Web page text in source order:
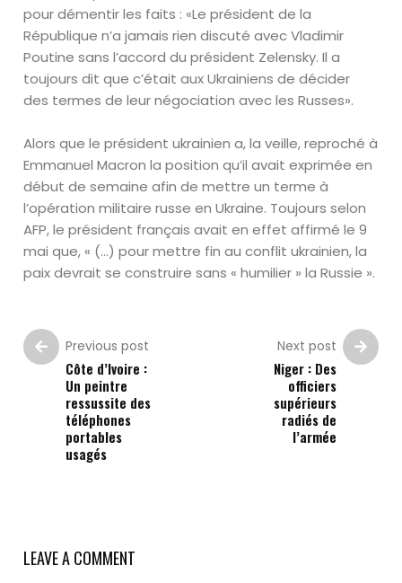
pour démentir les faits : «Le président de la
République n’a jamais rien discuté avec Vladimir
Poutine sans l’accord du président Zelensky. Il a
toujours dit que c’était aux Ukrainiens de décider
des termes de leur négociation avec les Russes».
Alors que le président ukrainien a, la veille, reproché à
Emmanuel Macron la position qu’il avait exprimée en
début de semaine afin de mettre un terme à
l’opération militaire russe en Ukraine. Toujours selon
AFP, le président français avait en effet affirmé le 9
mai que, « (…) pour mettre fin au conflit ukrainien, la
paix devrait se construire sans « humilier » la Russie ».
Previous post
Côte d’Ivoire :
Un peintre
ressussite des
téléphones
portables
usagés
Next post
Niger : Des
officiers
supérieurs
radiés de
l’armée
LEAVE A COMMENT